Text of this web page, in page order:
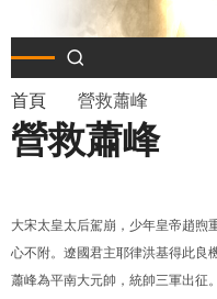
導
航
結
首頁 營救蕭峰
營救蕭峰
大宋太皇太后駕崩，少年皇帝趙煦
心不附。遼國君主耶律洪基得此良
蕭峰為平南大元帥，統帥三軍出征。